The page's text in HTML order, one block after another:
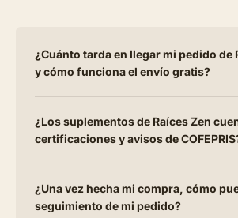
¿Cuánto tarda en llegar mi pedido de
y cómo funciona el envío gratis?
¿Los suplementos de Raíces Zen
certificaciones y avisos de
¿Una vez hecha mi compra, cómo
seguimiento de mi pedido?